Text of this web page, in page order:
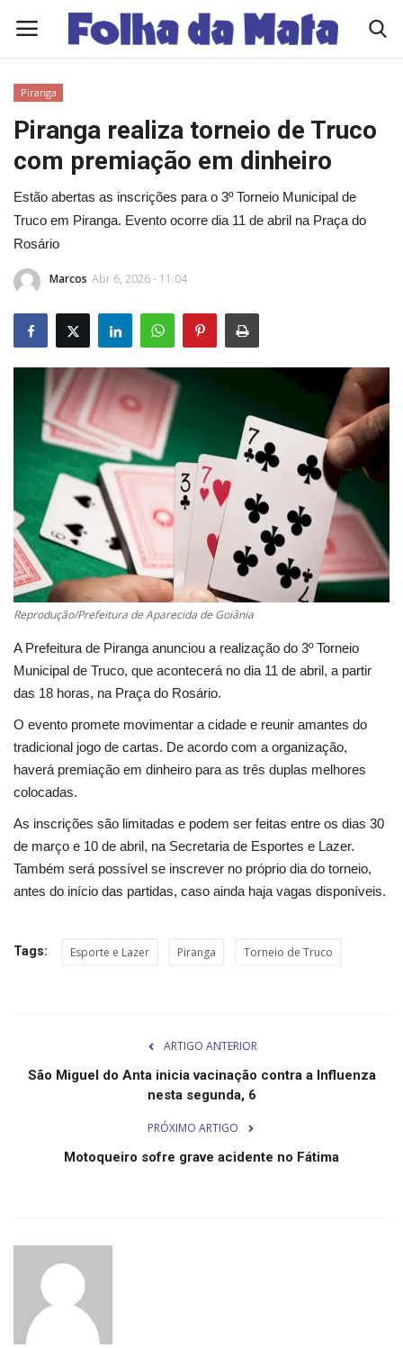
Quem Somos
Como Anunciar
Contato
Polícia/Acidente
Viçosa
Cultura
Oportunidade
Sua Cidade
Tempo
Saúde
Política
Trânsito
Economia
Esporte
Piranga
Piranga realiza torneio de Truco
com premiação em dinheiro
Estão abertas as inscrições para o 3º Torneio Municipal de
Truco em Piranga. Evento ocorre dia 11 de abril na Praça do
Rosário
Marcos Abr 6, 2026 - 11:04
Reprodução/Prefeitura de Aparecida de Goiânia
A Prefeitura de Piranga anunciou a realização do 3º Torneio
Municipal de Truco, que acontecerá no dia 11 de abril, a partir
das 18 horas, na Praça do Rosário.
O evento promete movimentar a cidade e reunir amantes do
tradicional jogo de cartas. De acordo com a organização,
haverá premiação em dinheiro para as três duplas melhores
colocadas.
As inscrições são limitadas e podem ser feitas entre os dias 30
de março e 10 de abril, na Secretaria de Esportes e Lazer.
Também será possível se inscrever no próprio dia do torneio,
antes do início das partidas, caso ainda haja vagas disponíveis.
Tags: Esporte e Lazer Piranga Torneio de Truco
ARTIGO ANTERIOR
São Miguel do Anta inicia vacinação contra a Influenza
nesta segunda, 6
PRÓXIMO ARTIGO
Motoqueiro sofre grave acidente no Fátima